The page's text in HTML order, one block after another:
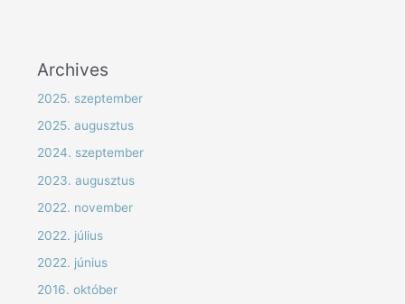
Archives
2025. szeptember
2025. augusztus
2024. szeptember
2023. augusztus
2022. november
2022. július
2022. június
2016. október